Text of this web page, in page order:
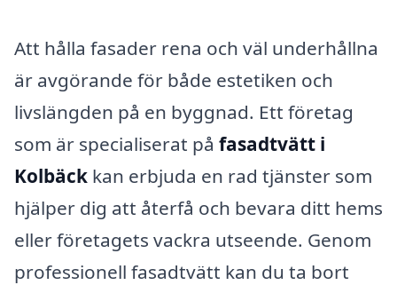
Att hålla fasader rena och väl underhållna
är avgörande för både estetiken och
livslängden på en byggnad. Ett företag
som är specialiserat på fasadtvätt i
Kolbäck kan erbjuda en rad tjänster som
hjälper dig att återfå och bevara ditt hems
eller företagets vackra utseende. Genom
professionell fasadtvätt kan du ta bort